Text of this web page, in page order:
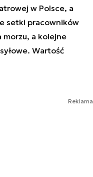
w Polsce, a
setki pracowników
a kolejne
Wartość
Reklama